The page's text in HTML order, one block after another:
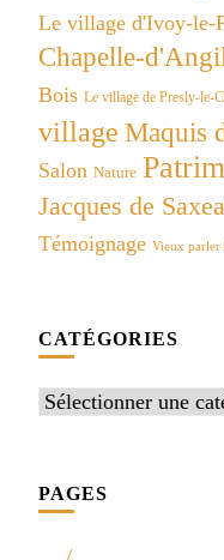
Le village d'Ivoy-le-
Chapelle-
Bois Le village de Presly-le-
village Maquis
Salon Nature
Jacques de
Témoignage Vieux parler
CATÉGORIES
Catégories
PAGES